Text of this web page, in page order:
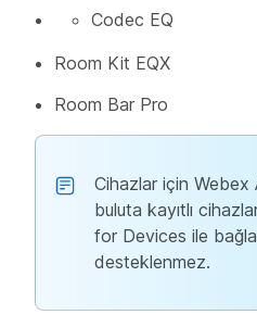
Codec EQ
Room Kit EQX
Room Bar Pro
Cihazlar için Webex
buluta kayıtlı
for Devices ile
desteklenmez.